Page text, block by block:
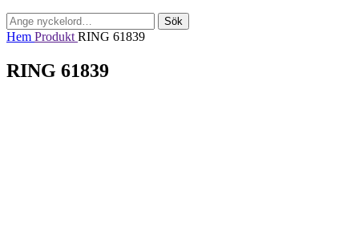
Sök
efter:
Sök
Hem Produkt RING 61839
RING 61839